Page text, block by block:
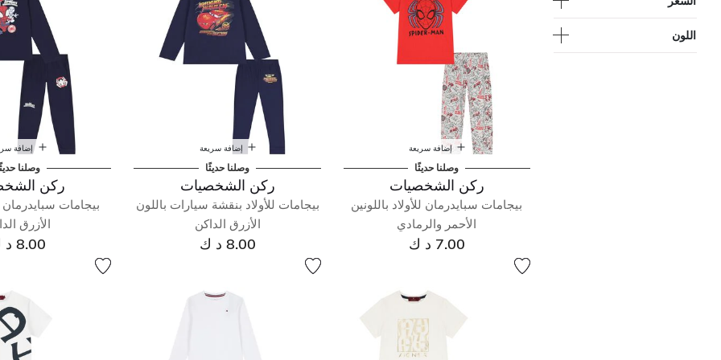
اللون
إضافة سريعة
وصلنا حديثًا
ركن الشخصيات
بيجامات سبايدرمان للأولاد باللونين
الأحمر والرمادي
7.00 د ك
إضافة سريعة
وصلنا حديثًا
ركن الشخصيات
بيجامات للأولاد بنقشة سيارات باللون
الأزرق الداكن
8.00 د ك
إضافة
وصلنا
ركن
بيجامات سبايدرمان
الأزرق
8.00 د ك